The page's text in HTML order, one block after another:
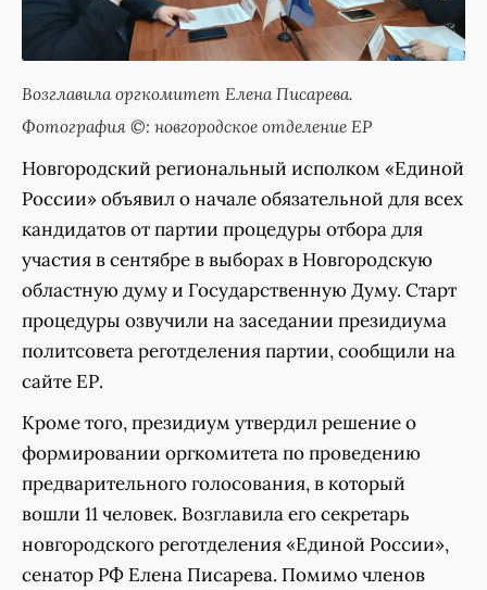
Возглавила оргкомитет Елена Писарева.
Фотография ©: новгородское отделение ЕР
Новгородский региональный исполком «Единой
России» объявил о начале обязательной для всех
кандидатов от партии процедуры отбора для
участия в сентябре в выборах в Новгородскую
областную думу и Государственную Думу. Старт
процедуры озвучили на заседании президиума
политсовета реготделения партии, сообщили на
сайте ЕР.
Кроме того, президиум утвердил решение о
формировании оргкомитета по проведению
предварительного голосования, в который
вошли 11 человек. Возглавила его секретарь
новгородского реготделения «Единой России»,
сенатор РФ Елена Писарева. Помимо членов